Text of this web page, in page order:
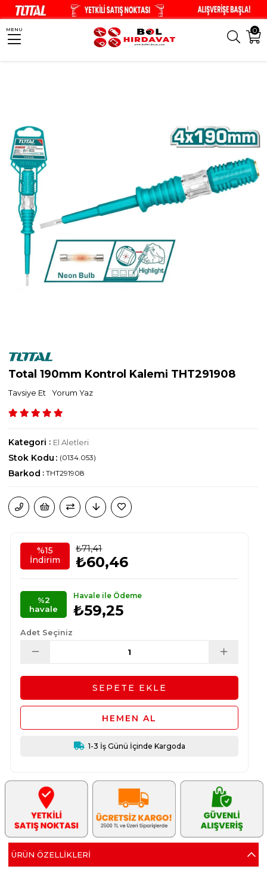
0
MENU
Total 190mm Kontrol Kalemi THT291908
Tavsiye Et Yorum Yaz
Kategori : El Aletleri
(0134.053)
Stok Kodu
Barkod : THT291908
%15
İndirim
₺71,41
₺60,46
Havale ile Ödeme
₺59,25
%2
havale
Adet Seçiniz
1-3 İş Günü İçinde Kargoda
ÜRÜN ÖZELLIKLERI